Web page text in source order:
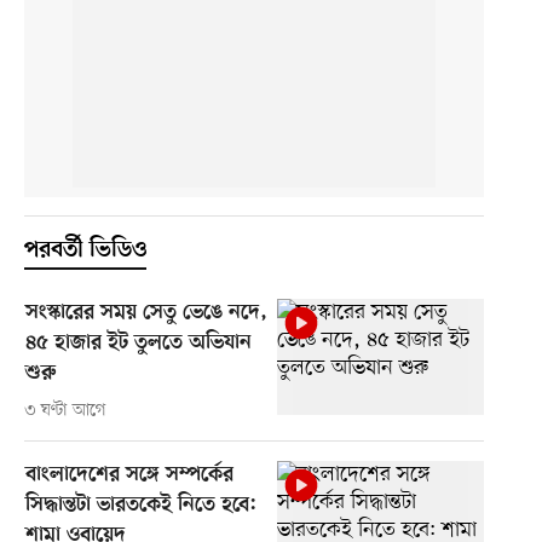
পরবর্তী ভিডিও
সংস্কারের সময় সেতু ভেঙে নদে,
৪৫ হাজার ইট তুলতে অভিযান
শুরু
৩ ঘণ্টা আগে
বাংলাদেশের সঙ্গে সম্পর্কের
সিদ্ধান্তটা ভারতকেই নিতে হবে:
শামা ওবায়েদ